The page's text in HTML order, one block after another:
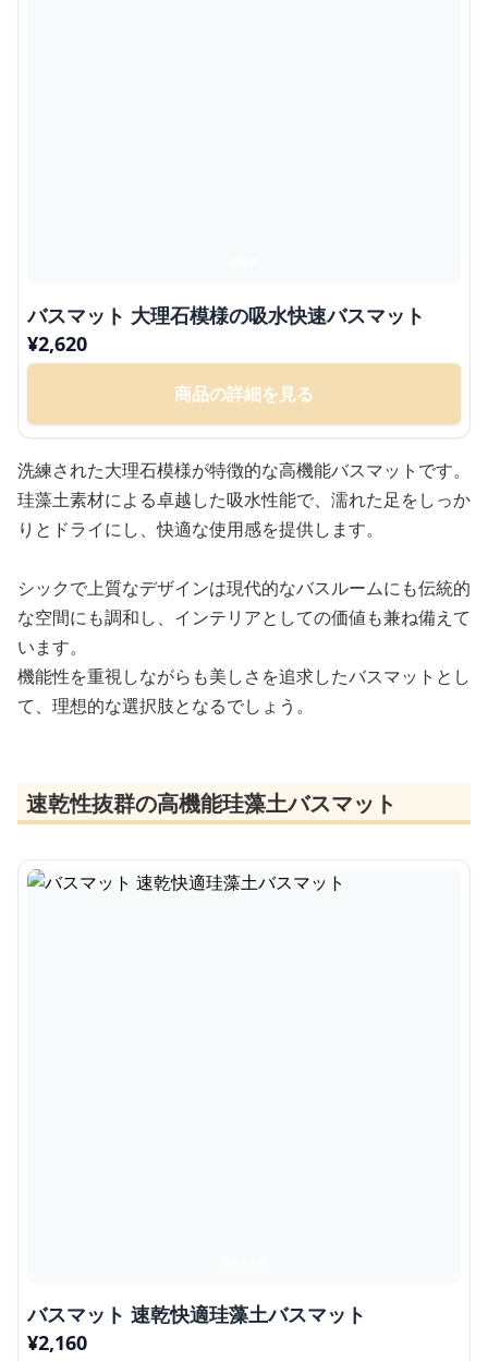
バスマット 大理石模様の吸水快速バスマット
¥2,620
商品の詳細を見る
洗練された大理石模様が特徴的な高機能バスマットです。
珪藻土素材による卓越した吸水性能で、濡れた足をしっか
りとドライにし、快適な使用感を提供します。
シックで上質なデザインは現代的なバスルームにも伝統的
な空間にも調和し、インテリアとしての価値も兼ね備えて
います。
機能性を重視しながらも美しさを追求したバスマットとし
て、理想的な選択肢となるでしょう。
速乾性抜群の高機能珪藻土バスマット
バスマット 速乾快適珪藻土バスマット
¥2,160